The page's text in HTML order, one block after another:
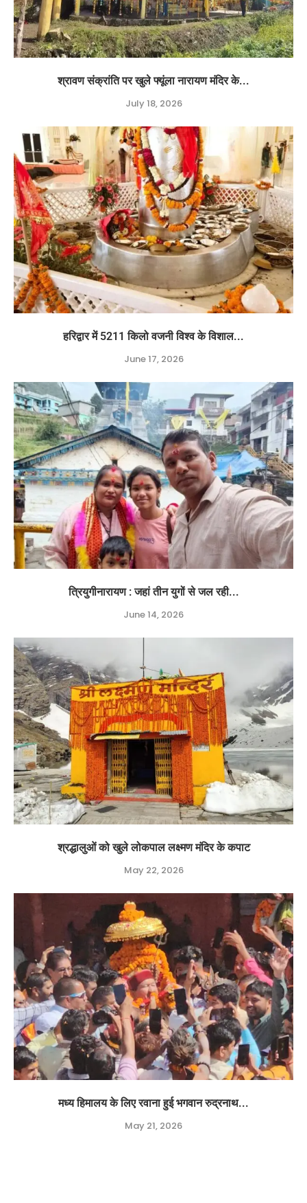
श्रावण संक्रांति पर खुले फ्यूंला नारायण मंदिर के...
July 18, 2026
हरिद्वार में 5211 किलो वजनी विश्व के विशाल...
June 17, 2026
त्रियुगीनारायण : जहां तीन युगों से जल रही...
June 14, 2026
श्रद्धालुओं को खुले लोकपाल लक्ष्मण मंदिर के कपाट
May 22, 2026
मध्य हिमालय के लिए रवाना हुई भगवान रुद्रनाथ...
May 21, 2026